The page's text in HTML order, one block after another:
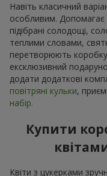
Навіть класичний
особливим. Допомагає
підібрані солодощі,
теплими словами,
перетворюють
ексклюзивний
додати додаткові
повітряні кульки,
набір.
Купити
Квіти з цукерками